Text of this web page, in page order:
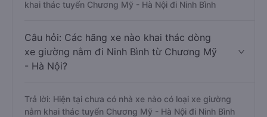
khai thác tuyến Chương Mỹ - Hà Nội đi Ninh Bình
Câu hỏi: Các hãng xe nào khai thác dòng
xe giường nằm đi Ninh Bình từ Chương Mỹ
- Hà Nội?
Trả lời: Hiện tại chưa có nhà xe nào có loại xe giường
nằm khai thác tuyến Chương Mỹ - Hà Nội đi Ninh Bình